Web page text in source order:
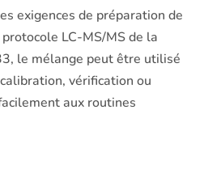
exigences de préparation de
LC-MS/MS de la
le mélange peut être utilisé
vérification ou
aux routines